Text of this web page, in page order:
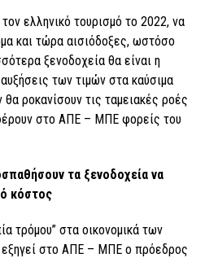
ελληνικό τουρισμό το 2022, να
και τώρα αισιόδοξες, ωστόσο
ξενοδοχεία θα είναι η
των τιμών στα καύσιμα
ροκανίσουν τις ταμειακές ροές
στο ΑΠΕ – ΜΠΕ φορείς του
τα ξενοδοχεία να
κόστος
τρόμου” στα οικονομικά των
στο ΑΠΕ – ΜΠΕ ο πρόεδρος